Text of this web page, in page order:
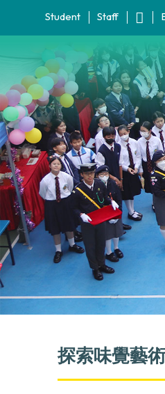
Student Staff
探索味覺藝